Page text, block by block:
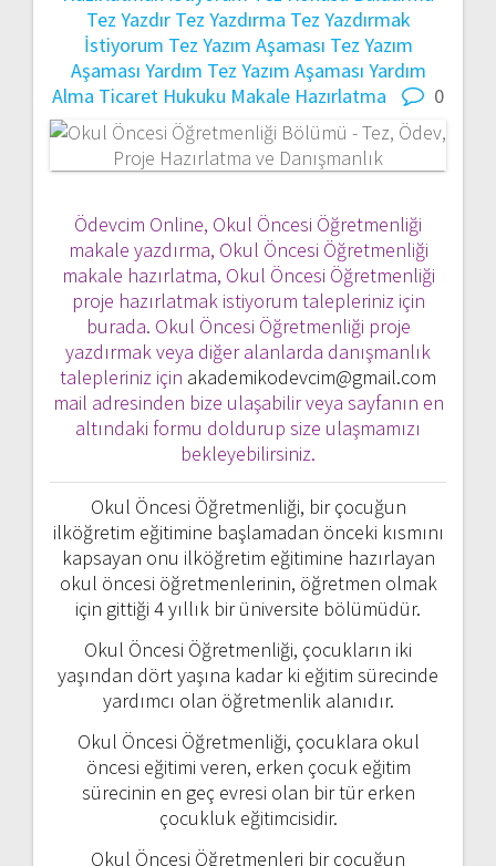
Tez Yazdır Tez Yazdırma Tez Yazdırmak
İstiyorum Tez Yazım Aşaması Tez Yazım
Aşaması Yardım Tez Yazım Aşaması Yardım
Alma Ticaret Hukuku Makale Hazırlatma 0
Ödevcim Online, Okul Öncesi Öğretmenliği
makale yazdırma, Okul Öncesi Öğretmenliği
makale hazırlatma, Okul Öncesi Öğretmenliği
proje hazırlatmak istiyorum talepleriniz için
burada. Okul Öncesi Öğretmenliği proje
yazdırmak veya diğer alanlarda danışmanlık
talepleriniz için akademikodevcim@gmail.com
mail adresinden bize ulaşabilir veya sayfanın en
altındaki formu doldurup size ulaşmamızı
bekleyebilirsiniz.
Okul Öncesi Öğretmenliği, bir çocuğun
ilköğretim eğitimine başlamadan önceki kısmını
kapsayan onu ilköğretim eğitimine hazırlayan
okul öncesi öğretmenlerinin, öğretmen olmak
için gittiği 4 yıllık bir üniversite bölümüdür.
Okul Öncesi Öğretmenliği, çocukların iki
yaşından dört yaşına kadar ki eğitim sürecinde
yardımcı olan öğretmenlik alanıdır.
Okul Öncesi Öğretmenliği, çocuklara okul
öncesi eğitimi veren, erken çocuk eğitim
sürecinin en geç evresi olan bir tür erken
çocukluk eğitimcisidir.
Okul Öncesi Öğretmenleri bir çocuğun